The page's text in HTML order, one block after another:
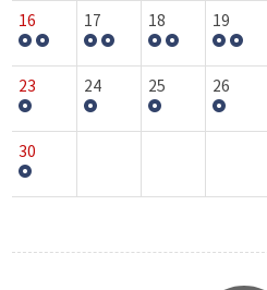
16 17 18 19
23 24 25 26
30